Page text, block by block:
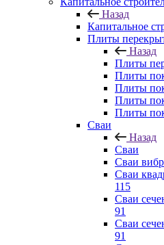
Назад
Капитальное
Плиты
Назад
Плиты
Плиты
Плиты
Плиты
Плиты
Сваи
Назад
Сваи
Сваи
Сваи
115
Сваи
91
Сваи
91